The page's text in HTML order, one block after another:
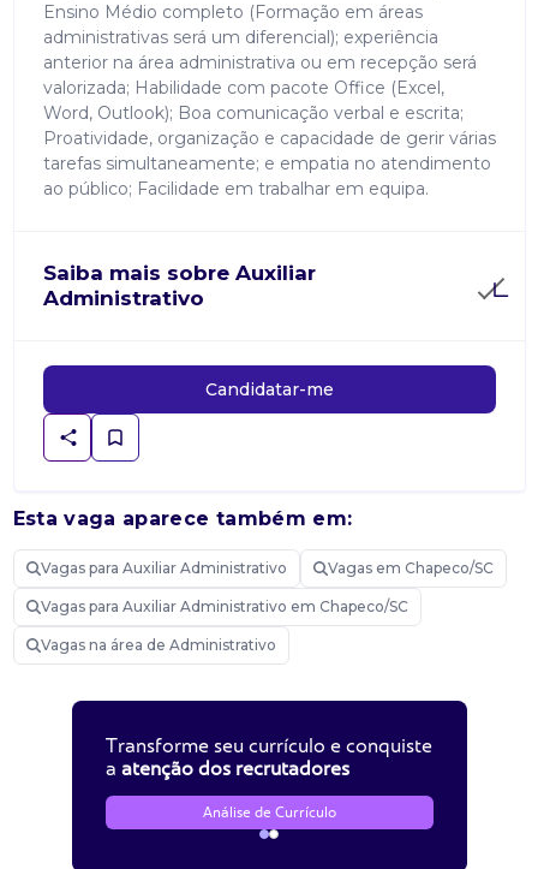
Ensino Médio completo (Formação em áreas
administrativas será um diferencial); experiência
anterior na área administrativa ou em recepção será
valorizada; Habilidade com pacote Office (Excel,
Word, Outlook); Boa comunicação verbal e escrita;
Proatividade, organização e capacidade de gerir várias
tarefas simultaneamente; e empatia no atendimento
ao público; Facilidade em trabalhar em equipa.
Saiba mais sobre Auxiliar
Administrativo
Candidatar-me
Esta vaga aparece também em:
Vagas para Auxiliar Administrativo Vagas em Chapeco/SC
Vagas para Auxiliar Administrativo em Chapeco/SC
Vagas na área de Administrativo
Transforme seu currículo e conquiste
a atenção dos recrutadores
Análise de Currículo